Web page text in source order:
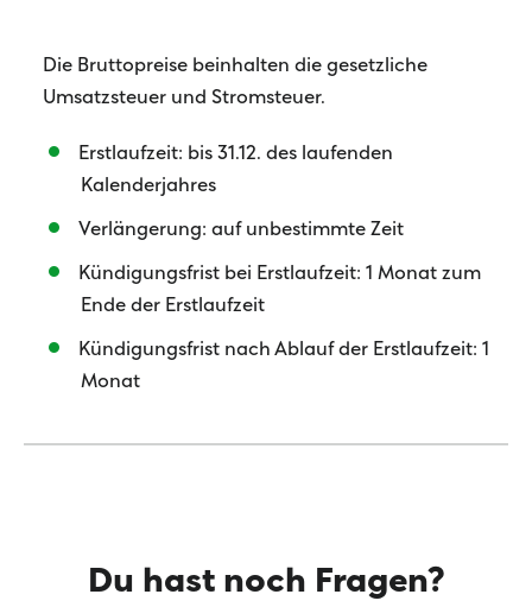
Die Bruttopreise beinhalten die gesetzliche
Umsatzsteuer und Stromsteuer.
Erstlaufzeit: bis 31.12. des laufenden
Kalenderjahres
Verlängerung: auf unbestimmte Zeit
Kündigungsfrist bei Erstlaufzeit: 1 Monat zum
Ende der Erstlaufzeit
Kündigungsfrist nach Ablauf der Erstlaufzeit: 1
Monat
Du hast noch Fragen?